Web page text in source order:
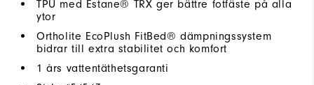
TPU med Estane® TRX ger bättre fotfäste på alla
ytor
Ortholite EcoPlush FitBed® dämpningssystem
bidrar till extra stabilitet och komfort
1 års vattentäthetsgaranti